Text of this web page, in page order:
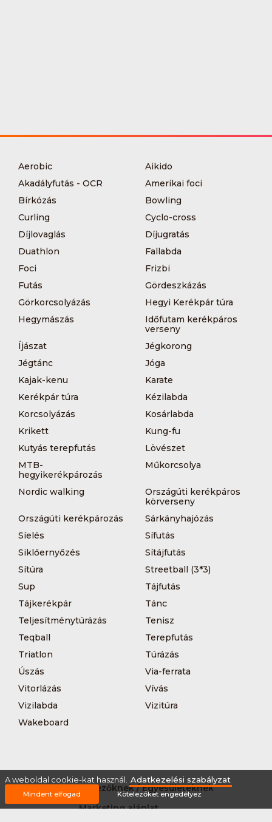
Aerobic
Aikido
Akadályfutás - OCR
Amerikai foci
Bírkózás
Bowling
Curling
Cyclo-cross
Díjlovaglás
Díjugratás
Duathlon
Fallabda
Foci
Frizbi
Futás
Gördeszkázás
Görkorcsolyázás
Hegyi Kerékpár túra
Hegymászás
Időfutam kerékpáros
verseny
Íjászat
Jégkorong
Jégtánc
Jóga
Kajak-kenu
Karate
Kerékpár túra
Kézilabda
Korcsolyázás
Kosárlabda
Krikett
Kung-fu
Kutyás terepfutás
Lövészet
MTB-
hegyikerékpározás
Műkorcsolya
Nordic walking
Országúti kerékpáros
körverseny
Országúti kerékpározás
Sárkányhajózás
Síelés
Sífutás
Siklőernyőzés
Sítájfutás
Sítúra
Streetball (3*3)
Sup
Tájfutás
Tájkerékpár
Tánc
Teljesítménytúrázás
Tenisz
Teqball
Terepfutás
Triatlon
Túrázás
Úszás
Via-ferrata
Vitorlázás
Vívás
Vizilabda
Vizitúra
Wakeboard
Rólunk
Szervezőknek / Egyesületeknek
Marketing ajánlat
A weboldal cookie-kat használ. Adatkezelési szabályzat
Mindent elfogad Kötelezőket engedélyez